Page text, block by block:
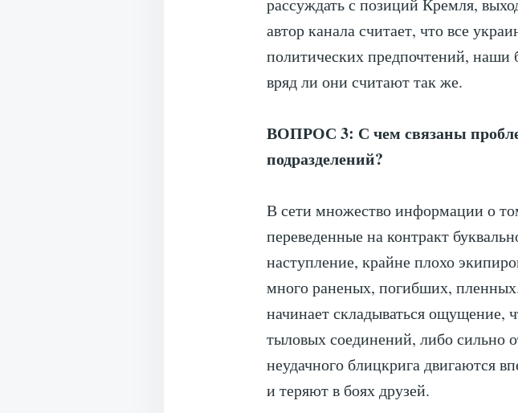
автор канала считает, что все
политических предпочтений, наши
вряд ли они считают так же.
ВОПРОС 3: С чем связаны
подразделений?
В сети множество информации о
переведенные на контракт
наступление, крайне плохо
много раненых, погибших,
начинает складываться ощущение,
тыловых соединений, либо сильно
неудачного блицкрига двигаются
и теряют в боях друзей.